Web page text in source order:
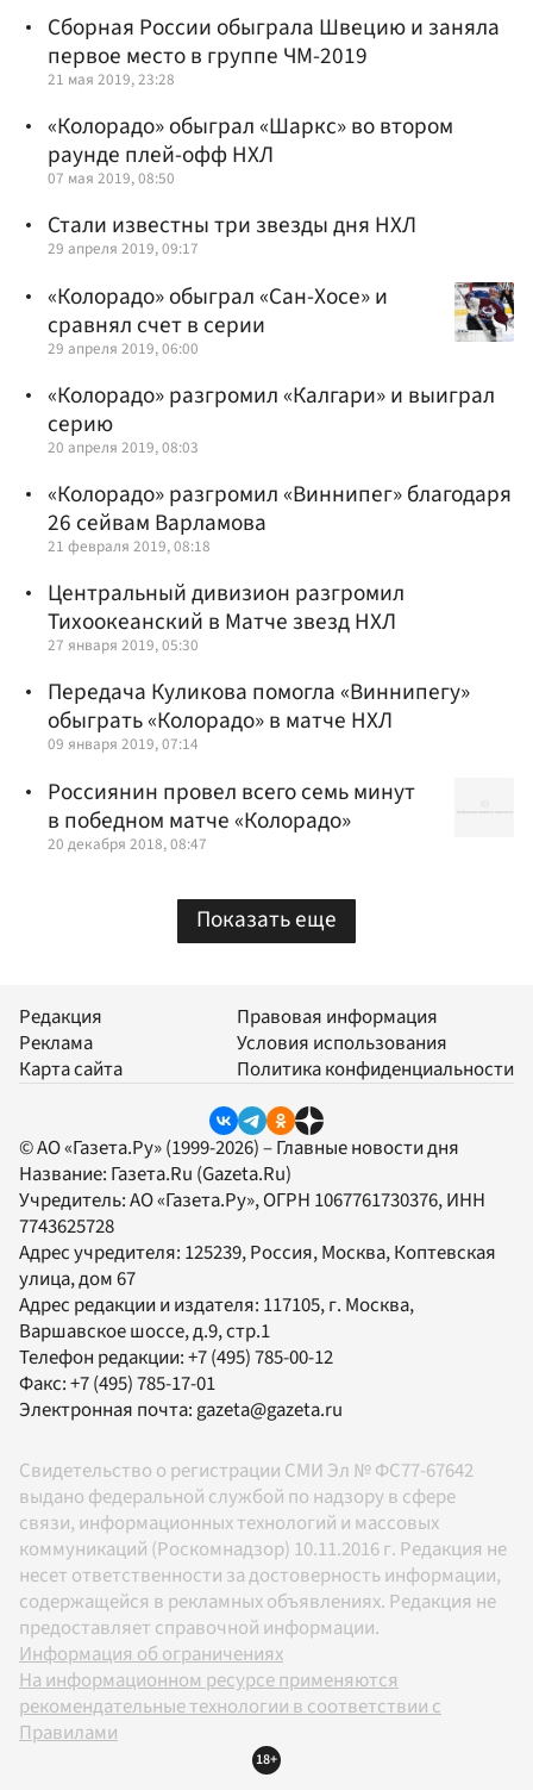
Сборная России обыграла Швецию и заняла
первое место в группе ЧМ-2019
21 мая 2019, 23:28
«Колорадо» обыграл «Шаркс» во втором
раунде плей-офф НХЛ
07 мая 2019, 08:50
Стали известны три звезды дня НХЛ
29 апреля 2019, 09:17
«Колорадо» обыграл «Сан-Хосе» и
сравнял счет в серии
29 апреля 2019, 06:00
«Колорадо» разгромил «Калгари» и выиграл
серию
20 апреля 2019, 08:03
«Колорадо» разгромил «Виннипег» благодаря
26 сейвам Варламова
21 февраля 2019, 08:18
Центральный дивизион разгромил
Тихоокеанский в Матче звезд НХЛ
27 января 2019, 05:30
Передача Куликова помогла «Виннипегу»
обыграть «Колорадо» в матче НХЛ
09 января 2019, 07:14
Россиянин провел всего семь минут
в победном матче «Колорадо»
20 декабря 2018, 08:47
Показать еще
Редакция
Реклама
Карта сайта
Правовая информация
Условия использования
Политика конфиденциальности
© АО «Газета.Ру» (1999-2026) – Главные новости дня
Название: Газета.Ru (Gazeta.Ru)
Учредитель:АО «Газета.Ру», ОГРН 1067761730376, ИНН
7743625728
Адрес учредителя: 125239, Россия, Москва, Коптевская
улица, дом 67
Адрес редакции и издателя: 117105, г. Москва,
Варшавское шоссе, д.9, стр.1
Телефон редакции:+7 (495) 785-00-12
Факс:+7 (495) 785-17-01
Электронная почта:gazeta@gazeta.ru
Свидетельство о регистрации СМИ Эл № ФС77-67642
выдано федеральной службой по надзору в сфере
связи, информационных технологий и массовых
коммуникаций (Роскомнадзор) 10.11.2016 г. Редакция не
несет ответственности за достоверность информации,
содержащейся в рекламных объявлениях. Редакция не
предоставляет справочной информации.
Информация об ограничениях
На информационном ресурсе применяются
рекомендательные технологии в соответствии с
Правилами
18+